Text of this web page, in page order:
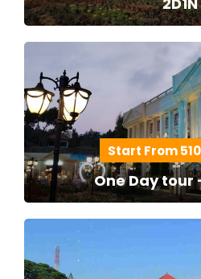
Start From
One Day tour